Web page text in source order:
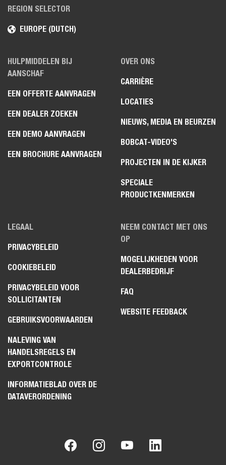
REGION SELECTOR
EUROPE (DUTCH)
HULPMIDDELEN BIJ
AANSCHAF
EEN OFFERTE AANVRAGEN
EEN DEALER ZOEKEN
EEN DEMO AANVRAGEN
EEN BROCHURE AANVRAGEN
OVER ONS
CARRIÈRE
LOCATIES
NIEUWS, MEDIA EN BEURZEN
BOBCAT-VIDEO'S
PROJECTEN IN DE KIJKER
SPECIALE
PRODUCTKENMERKEN
LEGAAL
PRIVACYBELEID
COOKIEBELEID
PRIVACYBELEID VOOR
SOLLICITANTEN
GEBRUIKSVOORWAARDEN
NALEVING VAN
HANDELSREGELS EN
EXPORTCONTROLE
INFORMATIEBLAD OVER DE
DATAVERORDENING
NEEM CONTACT MET ONS
OP
MOGELIJKHEDEN VOOR
DEALERBEDRIJF
FAQ
WEBSITE FEEDBACK